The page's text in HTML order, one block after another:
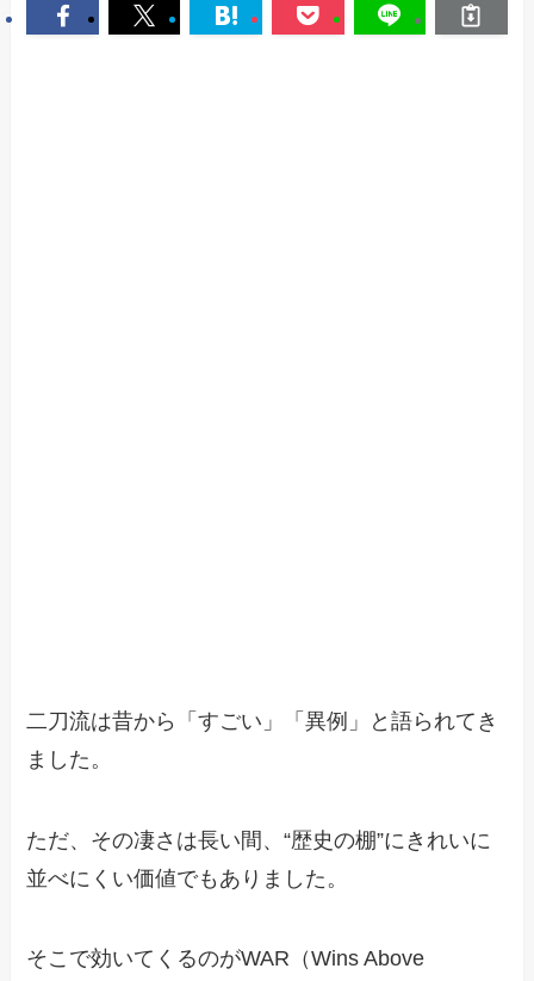
二刀流は昔から「すごい」「異例」と語られてき
ました。
ただ、その凄さは長い間、“歴史の棚”にきれいに
並べにくい価値でもありました。
そこで効いてくるのがWAR（Wins Above